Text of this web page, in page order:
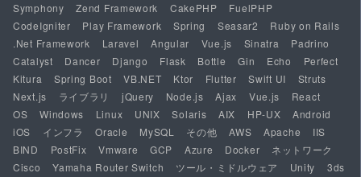
Symphony
Zend Framework CakePHP
FuelPHP
CodeIgniter
Play Framework Spring Seasar2
Ruby on Rails
.Net Framework
Laravel Angular Vue.js Sinatra
Padrino
Catalyst
Dancer Django Flask Bottle Gin Echo
Perfect
Kitura
Spring Boot VB.NET Ktor Flutter Swift UI
Struts
Next.js
ライブラリ jQuery Node.js Ajax Vue.js
React
OS
Windows Linux UNIX Solaris AIX HP-UX
Android
iOS
インフラ Oracle MySQL その他 AWS Apache
IIS
BIND
PostFix Vmware GCP Azure Docker
ネットワーク
Cisco
Yamaha Router Switch ツール・ミドルウェア Unity
3ds